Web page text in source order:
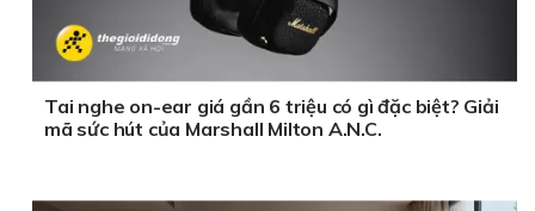
Tai nghe on-ear giá gần 6 triệu có gì đặc biệt? Giải
mã sức hút của Marshall Milton A.N.C.